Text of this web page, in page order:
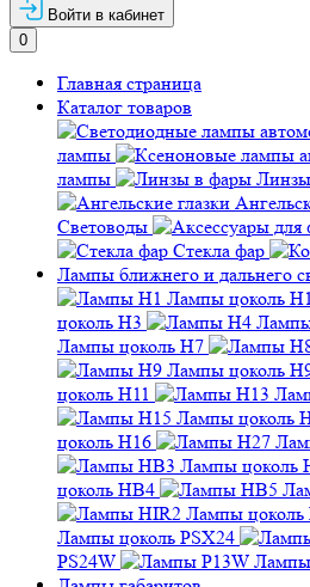
Каталог товаров
Линзы в фары
Ангельские глазки
Стекла фар
Лампы ближнего и дальнего
Лампы цоколь H1
цоколь H3
Лампы
Лампы цоколь H7
Лампы цоколь H9
цоколь H11
Лампы цоколь
цоколь H16
Лампы цоколь
цоколь HB4
Лампы цоколь
Лампы цоколь PSX24
PS24W
Лампы
Лампы габаритов